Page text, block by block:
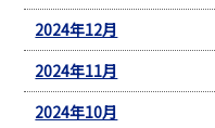
2024年12月
2024年11月
2024年10月